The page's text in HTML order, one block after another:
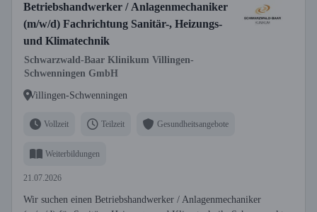
Betriebshandwerker / Anlagenmechaniker
(m/w/d) Fachrichtung Sanitär-, Heizungs-
und Klimatechnik
Schwarzwald-Baar Klinikum Villingen-
Schwenningen GmbH
Villingen-Schwenningen
Vollzeit Teilzeit Gesundheitsangebote
Weiterbildungen
21.07.2026
Wir suchen einen Betriebshandwerker / Anlagenmechaniker